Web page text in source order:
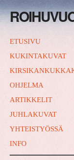
ETUSIVU
KUKINTAKUVAT
OHJELMA
ARTIKKELIT
JUHLAKUVAT
YHTEISTYÖSSÄ
INFO